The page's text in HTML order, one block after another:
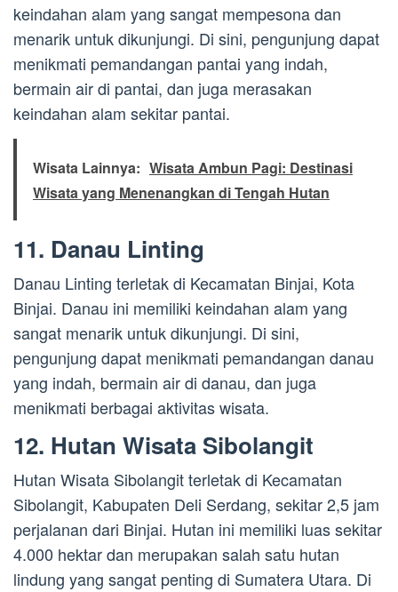
keindahan alam yang sangat mempesona dan
menarik untuk dikunjungi. Di sini, pengunjung dapat
menikmati pemandangan pantai yang indah,
bermain air di pantai, dan juga merasakan
keindahan alam sekitar pantai.
Wisata Lainnya: Wisata Ambun Pagi: Destinasi
Wisata yang Menenangkan di Tengah Hutan
11. Danau Linting
Danau Linting terletak di Kecamatan Binjai, Kota
Binjai. Danau ini memiliki keindahan alam yang
sangat menarik untuk dikunjungi. Di sini,
pengunjung dapat menikmati pemandangan danau
yang indah, bermain air di danau, dan juga
menikmati berbagai aktivitas wisata.
12. Hutan Wisata Sibolangit
Hutan Wisata Sibolangit terletak di Kecamatan
Sibolangit, Kabupaten Deli Serdang, sekitar 2,5 jam
perjalanan dari Binjai. Hutan ini memiliki luas sekitar
4.000 hektar dan merupakan salah satu hutan
lindung yang sangat penting di Sumatera Utara. Di